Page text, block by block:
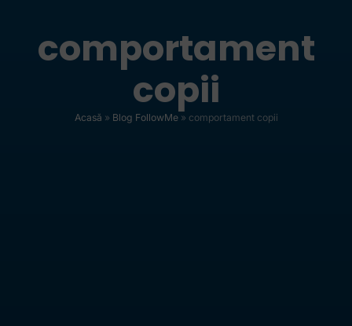
comportament
copii
Acasă » Blog FollowMe» comportament copii